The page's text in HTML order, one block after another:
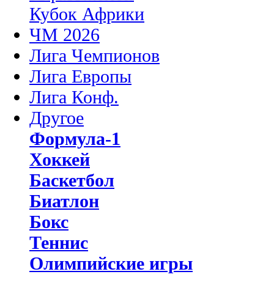
Кубок Африки
ЧМ 2026
Лига Чемпионов
Лига Европы
Лига Конф.
Другое
Формула-1
Хоккей
Баскетбол
Биатлон
Бокс
Теннис
Олимпийские игры